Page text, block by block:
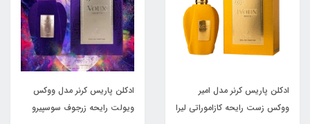
ادکلن پاریس کرنر مدل امیر
ووکس زست رایحه کازاموراتی لیرا
ادکلن پاریس کرنر مدل ووکس
ویولت رایحه زرجوف سوسپیرو